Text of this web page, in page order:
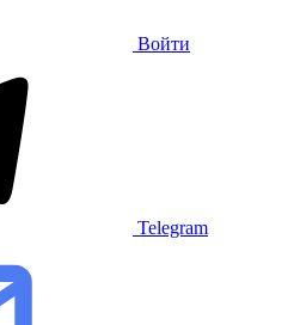
Войти
Telegram